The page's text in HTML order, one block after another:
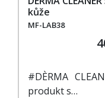
kůže
MF-LAB38
#DÈRMA
produkt s…